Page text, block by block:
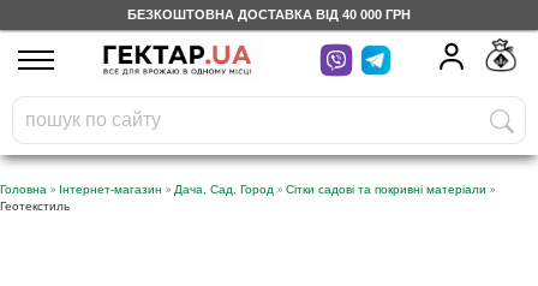
БЕЗКОШТОВНА ДОСТАВКА ВІД 40 000 ГРН
UA
На вашому
бонусному рахунку
грн
Безкоштовно по Україні
Головна » Інтернет-магазин » Дача, Сад, Город » Сітки садові та покривні матеріали »
Геотекстиль